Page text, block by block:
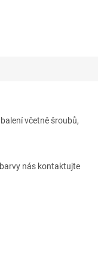
včetně šroubů,
nás kontaktujte